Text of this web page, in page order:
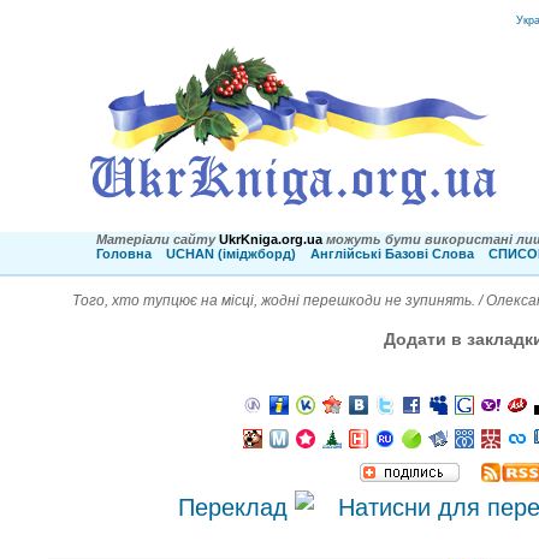
Матеріали сайту UkrKniga.org.ua можуть бути використані
Головна
UCHAN (іміджборд) Англійські Базові Слова
Того, хто тупцює на місці, жодні перешкоди не зупинять. /
Додати в
Переклад